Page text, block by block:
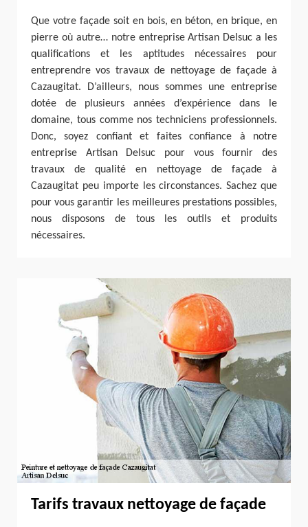
Que votre façade soit en bois, en béton, en brique, en
pierre où autre… notre entreprise Artisan Delsuc a les
qualifications et les aptitudes nécessaires pour
entreprendre vos travaux de nettoyage de façade à
Cazaugitat. D’ailleurs, nous sommes une entreprise
dotée de plusieurs années d’expérience dans le
domaine, tous comme nos techniciens professionnels.
Donc, soyez confiant et faites confiance à notre
entreprise Artisan Delsuc pour vous fournir des
travaux de qualité en nettoyage de façade à
Cazaugitat peu importe les circonstances. Sachez que
pour vous garantir les meilleures prestations possibles,
nous disposons de tous les outils et produits
nécessaires.
Tarifs travaux nettoyage de façade